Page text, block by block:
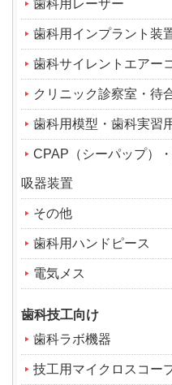
歯科用レーザー
歯科用インプラント装
歯科サイレントエアー
クリニック診察室・待
歯科用模型・歯科実習
CPAP（シーパップ）
吸器装置
その他
歯科用ハンドピース
電気メス
歯科技工向け
歯科ラボ機器
技工用マイクロスコー